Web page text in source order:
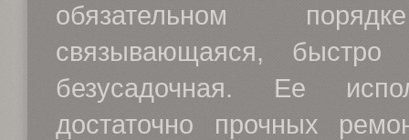
обязательном
связывающаяся,
безусадочная. Ее
достаточно прочных